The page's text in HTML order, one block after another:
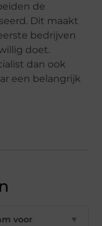
de
Dit maakt
bedrijven
doet.
dan ook
een belangrijk
voor
▼